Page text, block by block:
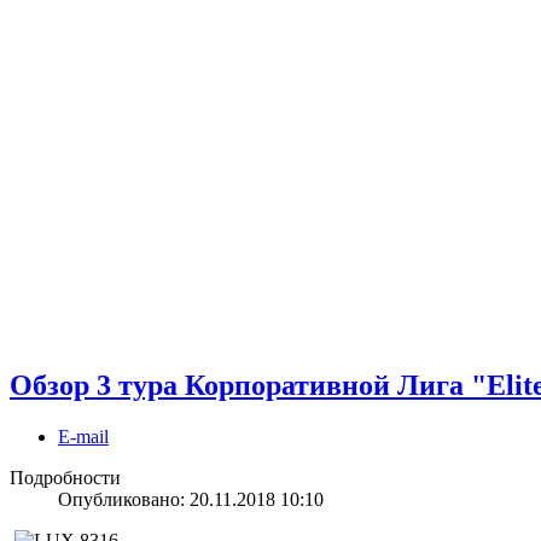
Обзор 3 тура Корпоративной Лига
E-mail
Подробности
Опубликовано: 20.11.2018 10:10